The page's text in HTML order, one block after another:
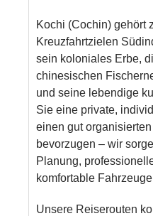
Kochi (Cochin) gehört
Kreuzfahrtzielen
sein koloniales Erbe,
chinesischen
und seine lebendige
Sie eine private,
einen gut
bevorzugen – wir
Planung,
komfortable
Unsere Reiserouten